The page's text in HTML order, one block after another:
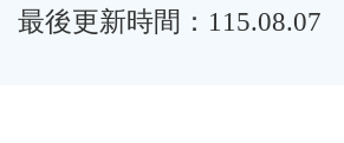
最後更新時間：115.08.07